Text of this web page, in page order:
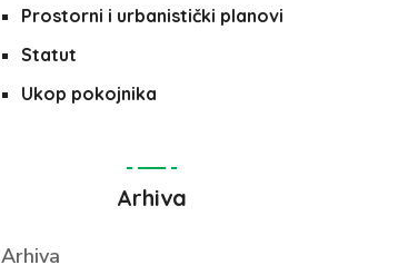
Prostorni i urbanistički planovi
Statut
Ukop pokojnika
Arhiva
Arhiva